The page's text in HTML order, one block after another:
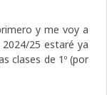
y me voy a
25 estaré ya
clases de 1º (por